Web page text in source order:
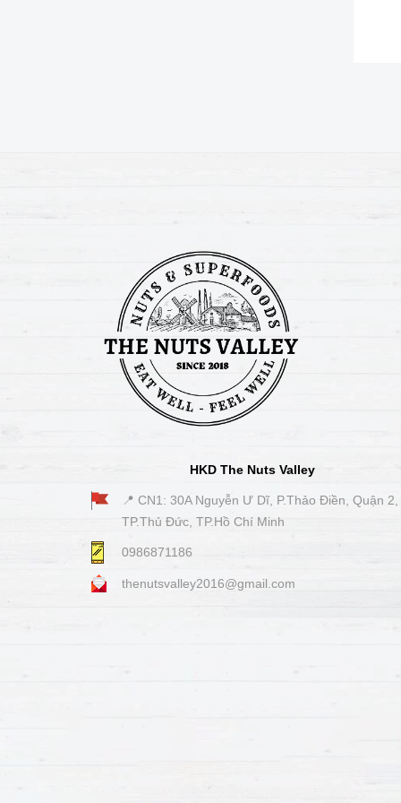
HKD The Nuts Valley
📍 CN1: 30A Nguyễn Ư Dĩ, P.Thảo Điền, Quận 2,
TP.Thủ Đức, TP.Hồ Chí Minh
0986871186
thenutsvalley2016@gmail.com